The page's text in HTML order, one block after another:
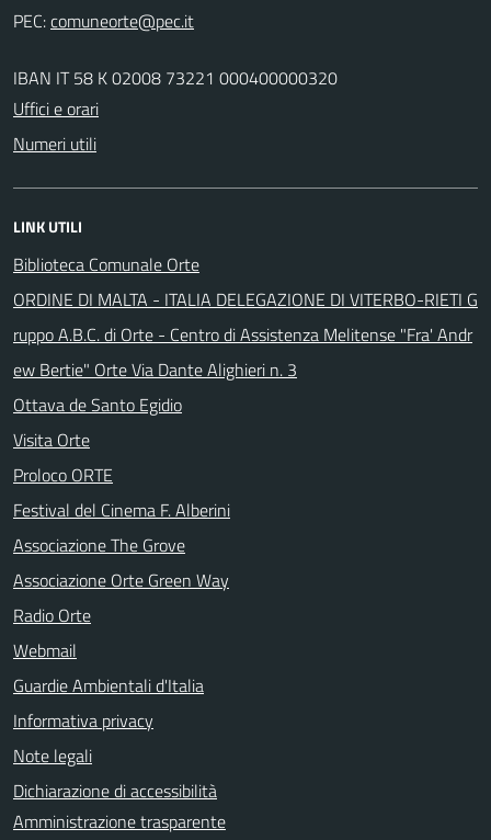
PEC:
IBAN IT 58 K 02008 73221 000400000320
Uffici e orari
Numeri utili
LINK UTILI
Biblioteca Comunale Orte
ORDINE DI MALTA - ITALIA DELEGAZIONE DI VITERBO-RIETI G
ruppo A.B.C. di Orte - Centro di Assistenza Melitense "Fra' Andr
ew Bertie" Orte Via Dante Alighieri n. 3
Ottava de Santo Egidio
Visita Orte
Proloco ORTE
Festival del Cinema F. Alberini
Associazione The Grove
Associazione Orte Green Way
Radio Orte
Webmail
Guardie Ambientali d'Italia
Informativa privacy
Note legali
Dichiarazione di accessibilità
Amministrazione trasparente